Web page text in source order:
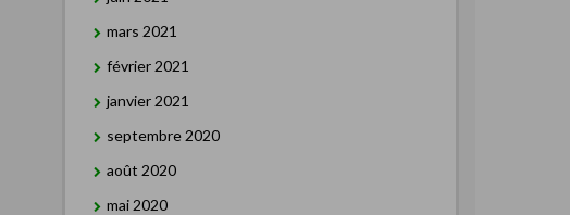
mars 2021
février 2021
janvier 2021
septembre 2020
août 2020
mai 2020